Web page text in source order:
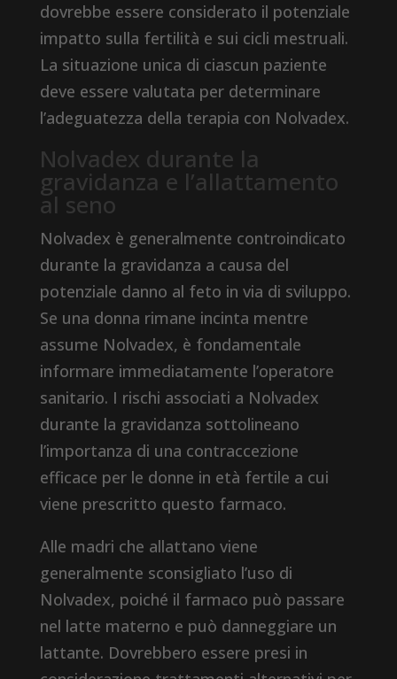
dovrebbe essere considerato il potenziale
impatto sulla fertilità e sui cicli mestruali.
La situazione unica di ciascun paziente
deve essere valutata per determinare
l’adeguatezza della terapia con Nolvadex.
Nolvadex durante la
gravidanza e l’allattamento
al seno
Nolvadex è generalmente controindicato
durante la gravidanza a causa del
potenziale danno al feto in via di sviluppo.
Se una donna rimane incinta mentre
assume Nolvadex, è fondamentale
informare immediatamente l’operatore
sanitario. I rischi associati a Nolvadex
durante la gravidanza sottolineano
l’importanza di una contraccezione
efficace per le donne in età fertile a cui
viene prescritto questo farmaco.
Alle madri che allattano viene
generalmente sconsigliato l’uso di
Nolvadex, poiché il farmaco può passare
nel latte materno e può danneggiare un
lattante. Dovrebbero essere presi in